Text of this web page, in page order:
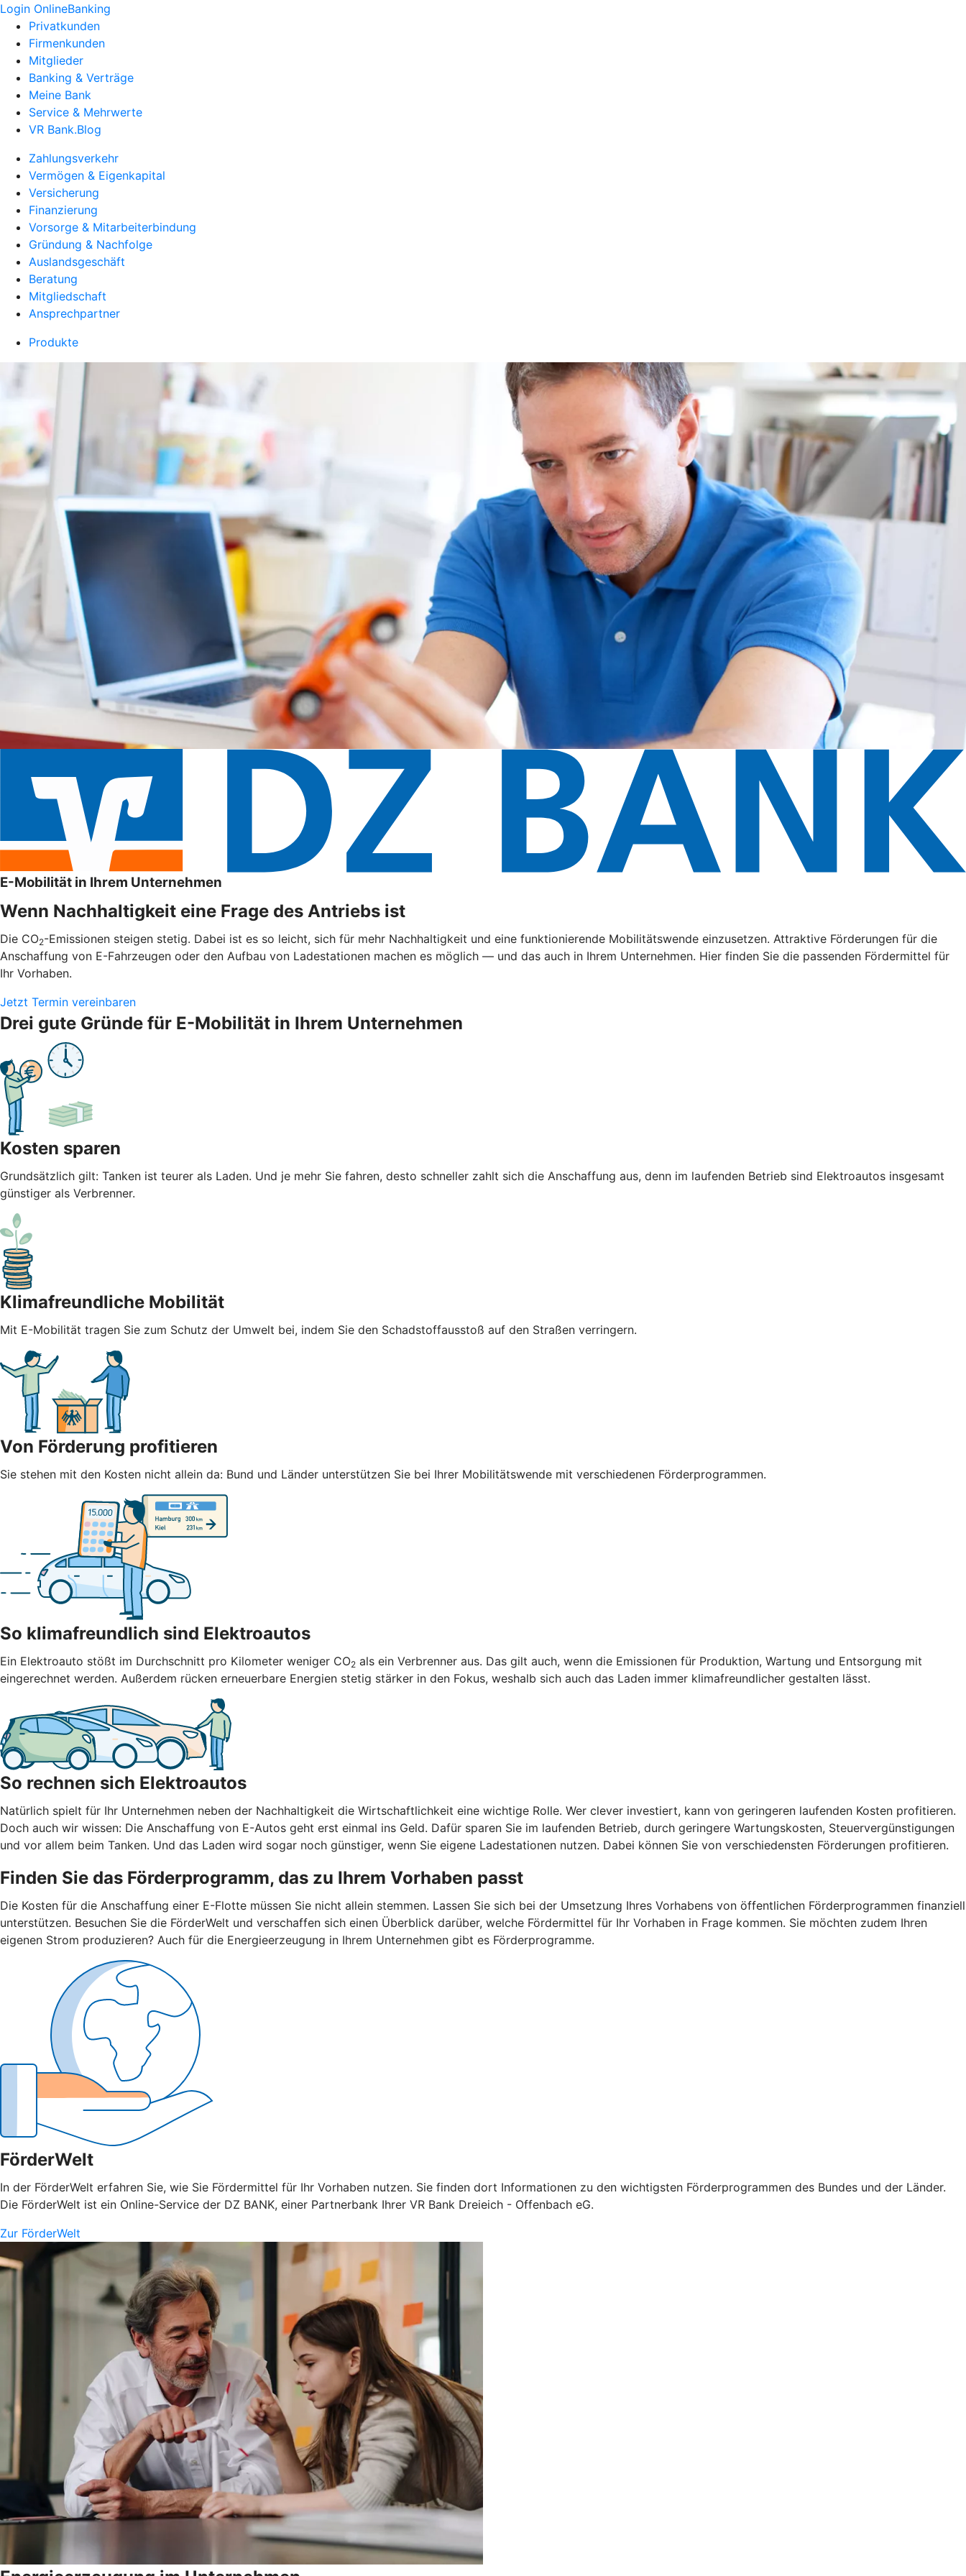
Login OnlineBanking
Privatkunden
Firmenkunden
Mitglieder
Banking & Verträge
Meine Bank
Service & Mehrwerte
VR Bank.Blog
Zahlungsverkehr
Vermögen & Eigenkapital
Versicherung
Finanzierung
Vorsorge & Mitarbeiterbindung
Gründung & Nachfolge
Auslandsgeschäft
Beratung
Mitgliedschaft
Ansprechpartner
Produkte
E-Mobilität in Ihrem Unternehmen
Wenn Nachhaltigkeit eine Frage des Antriebs ist
Die CO2-Emissionen steigen stetig. Dabei ist es so leicht, sich für mehr Nachhaltigkeit und eine funktionierende Mobilitätswende einzusetzen. Attraktive Förderungen für die
Anschaffung von E-Fahrzeugen oder den Aufbau von Ladestationen machen es möglich — und das auch in Ihrem Unternehmen. Hier finden Sie die passenden Fördermittel für
Ihr Vorhaben.
Jetzt Termin vereinbaren
Drei gute Gründe für E-Mobilität in Ihrem Unternehmen
Kosten sparen
Grundsätzlich gilt: Tanken ist teurer als Laden. Und je mehr Sie fahren, desto schneller zahlt sich die Anschaffung aus, denn im laufenden Betrieb sind Elektroautos insgesamt
günstiger als Verbrenner.
Klimafreundliche Mobilität
Mit E-Mobilität tragen Sie zum Schutz der Umwelt bei, indem Sie den Schadstoffausstoß auf den Straßen verringern.
Von Förderung profitieren
Sie stehen mit den Kosten nicht allein da: Bund und Länder unterstützen Sie bei Ihrer Mobilitätswende mit verschiedenen Förderprogrammen.
So klimafreundlich sind Elektroautos
Ein Elektroauto stößt im Durchschnitt pro Kilometer weniger CO2 als ein Verbrenner aus. Das gilt auch, wenn die Emissionen für Produktion, Wartung und Entsorgung mit
eingerechnet werden. Außerdem rücken erneuerbare Energien stetig stärker in den Fokus, weshalb sich auch das Laden immer klimafreundlicher gestalten lässt.
So rechnen sich Elektroautos
Natürlich spielt für Ihr Unternehmen neben der Nachhaltigkeit die Wirtschaftlichkeit eine wichtige Rolle. Wer clever investiert, kann von geringeren laufenden Kosten profitieren.
Doch auch wir wissen: Die Anschaffung von E-Autos geht erst einmal ins Geld. Dafür sparen Sie im laufenden Betrieb, durch geringere Wartungskosten, Steuervergünstigungen
und vor allem beim Tanken. Und das Laden wird sogar noch günstiger, wenn Sie eigene Ladestationen nutzen. Dabei können Sie von verschiedensten Förderungen profitieren.
Finden Sie das Förderprogramm, das zu Ihrem Vorhaben passt
Die Kosten für die Anschaffung einer E-Flotte müssen Sie nicht allein stemmen. Lassen Sie sich bei der Umsetzung Ihres Vorhabens von öffentlichen Förderprogrammen finanziell
unterstützen. Besuchen Sie die FörderWelt und verschaffen sich einen Überblick darüber, welche Fördermittel für Ihr Vorhaben in Frage kommen. Sie möchten zudem Ihren
eigenen Strom produzieren? Auch für die Energieerzeugung in Ihrem Unternehmen gibt es Förderprogramme.
FörderWelt
In der FörderWelt erfahren Sie, wie Sie Fördermittel für Ihr Vorhaben nutzen. Sie finden dort Informationen zu den wichtigsten Förderprogrammen des Bundes und der Länder.
Die FörderWelt ist ein Online-Service der DZ BANK, einer Partnerbank Ihrer VR Bank Dreieich - Offenbach eG.
Zur FörderWelt